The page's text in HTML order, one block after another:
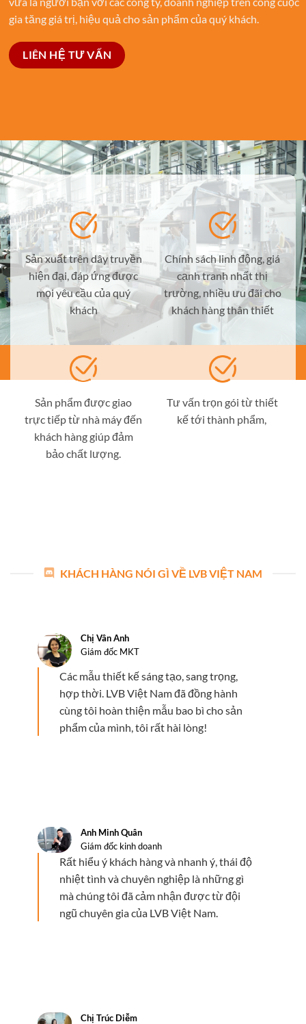
gia tăng giá trị, hiệu quả cho sản phẩm của quý khách.
LIÊN HỆ TƯ VẤN
Sản xuất trên dây truyền
hiện đại, đáp ứng được
mọi yêu cầu của quý
khách
Chính sách linh động, giá
cạnh tranh nhất thị
trường, nhiều ưu đãi cho
khách hàng thân thiết
Sản phẩm được giao
trực tiếp từ nhà máy đến
khách hàng giúp đảm
bảo chất lượng.
Tư vấn trọn gói từ thiết
kế tới thành phẩm,
KHÁCH HÀNG NÓI GÌ VỀ LVB VIỆT NAM
Chị Vân Anh
Giám đốc MKT
Các mẫu thiết kế sáng tạo, sang trọng,
hợp thời. LVB Việt Nam đã đồng hành
cùng tôi hoàn thiện mẫu bao bì cho sản
phẩm của mình, tôi rất hài lòng!
Anh Minh Quân
Giám đốc kinh doanh
Rất hiểu ý khách hàng và nhanh ý, thái độ
nhiệt tình và chuyên nghiệp là những gì
mà chúng tôi đã cảm nhận được từ đội
ngũ chuyên gia của LVB Việt Nam.
Chị Trúc Diễm